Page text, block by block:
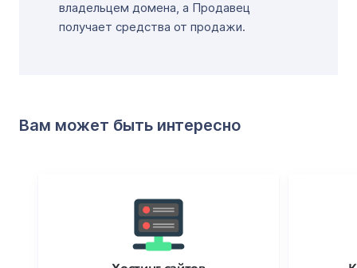
владельцем домена, а Продавец
получает средства от продажи.
Вам может быть интересно